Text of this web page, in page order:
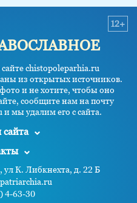
chistopoleparhia.ru
из открытых источников.
и не хотите, чтобы оно
сообщите нам на почту
мы удалим его с сайта.
12+
ул К. Либкнехта, д. 22 Б
4-63-30